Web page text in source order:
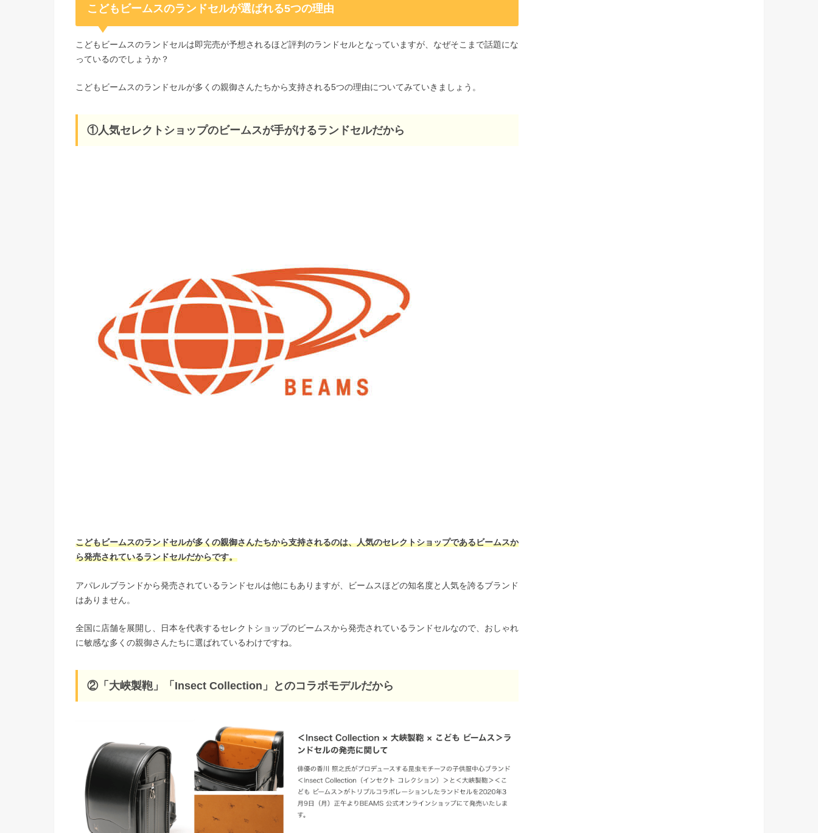
こどもビームスのランドセルが選ばれる5つの理由
こどもビームスのランドセルは即完売が予想されるほど評判のランドセルとなっていますが、なぜそこまで話題にな
っているのでしょうか？
こどもビームスのランドセルが多くの親御さんたちから支持される5つの理由についてみていきましょう。
①人気セレクトショップのビームスが手がけるランドセルだから
こどもビームスのランドセルが多くの親御さんたちから支持されるのは、人気のセレクトショップであるビームスか
ら発売されているランドセルだからです。
アパレルブランドから発売されているランドセルは他にもありますが、ビームスほどの知名度と人気を誇るブランド
はありません。
全国に店舗を展開し、日本を代表するセレクトショップのビームスから発売されているランドセルなので、おしゃれ
に敏感な多くの親御さんたちに選ばれているわけですね。
②「大峽製鞄」「Insect Collection」とのコラボモデルだから